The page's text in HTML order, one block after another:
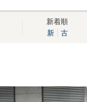
新着順
新
古